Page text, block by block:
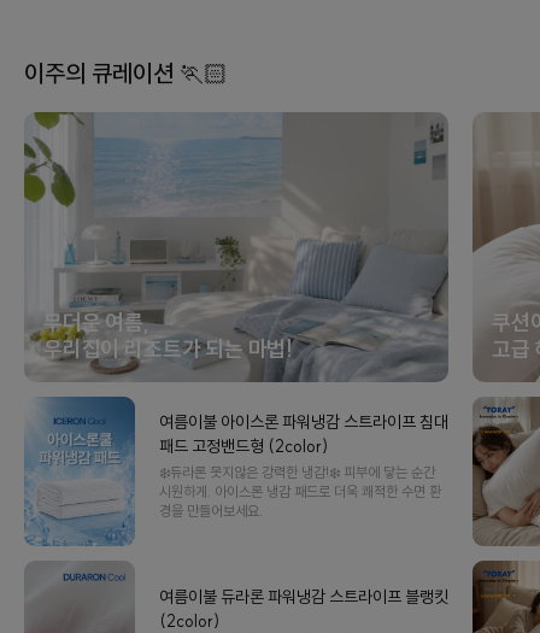
이주의 큐레이션 🏃🏻
무더운 여름,
우리집이 리조트가 되는 마법!
여름이불 아이스론 파워냉감 스트라이프 침대
패드 고정밴드형 (2color)
❄️듀라론 못지않은 강력한 냉감!❄️ 피부에 닿는 순간
시원하게. 아이스론 냉감 패드로 더욱 쾌적한 수면 환
경을 만들어보세요.
여름이불 듀라론 파워냉감 스트라이프 블랭킷
(2color)
쿠션
고급